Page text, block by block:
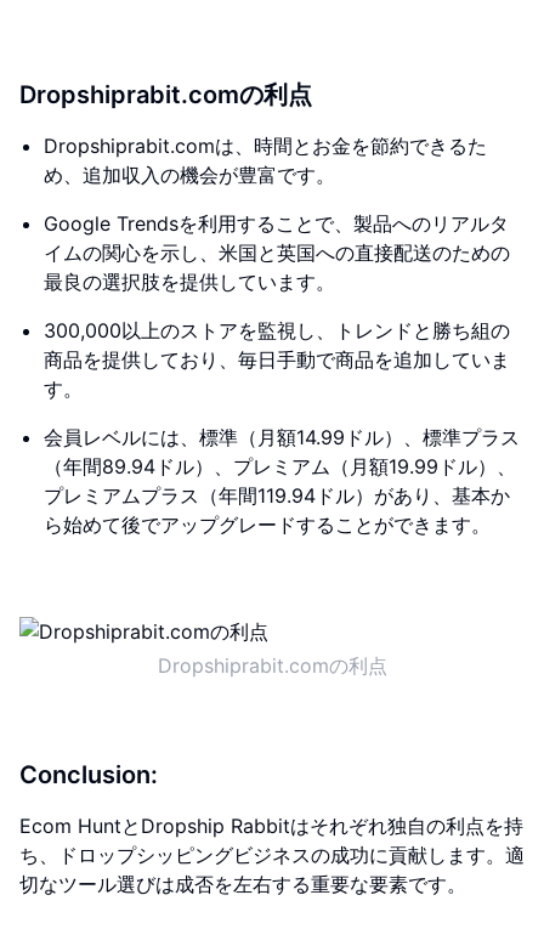
Dropshiprabit.comの利点
Dropshiprabit.comは、時間とお金を節約できるた
め、追加収入の機会が豊富です。
Google Trendsを利用することで、製品へのリアルタ
イムの関心を示し、米国と英国への直接配送のための
最良の選択肢を提供しています。
300,000以上のストアを監視し、トレンドと勝ち組の
商品を提供しており、毎日手動で商品を追加していま
す。
会員レベルには、標準（月額14.99ドル）、標準プラス
（年間89.94ドル）、プレミアム（月額19.99ドル）、
プレミアムプラス（年間119.94ドル）があり、基本か
ら始めて後でアップグレードすることができます。
Dropshiprabit.comの利点
Conclusion:
Ecom HuntとDropship Rabbitはそれぞれ独自の利点を持
ち、ドロップシッピングビジネスの成功に貢献します。適
切なツール選びは成否を左右する重要な要素です。